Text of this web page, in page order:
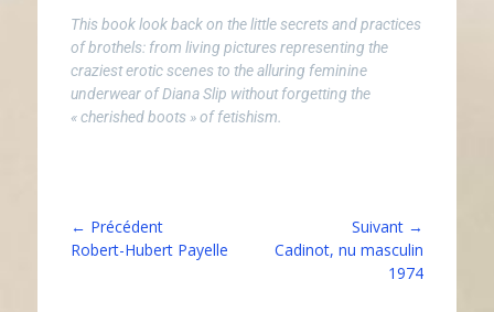
This book look back on the little secrets and practices
of brothels: from living pictures representing the
craziest erotic scenes to the alluring feminine
underwear of Diana Slip without forgetting the
« cherished boots » of fetishism.
← Précédent
Robert-Hubert Payelle
Suivant →
Cadinot, nu masculin
1974